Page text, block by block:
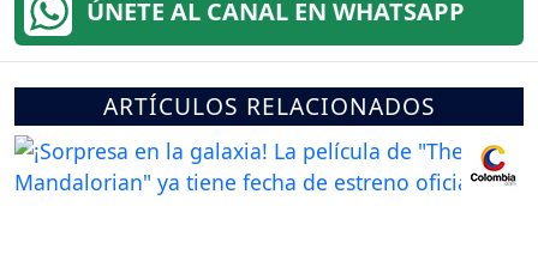
ÚNETE AL CANAL EN WHATSAPP
ARTÍCULOS RELACIONADOS